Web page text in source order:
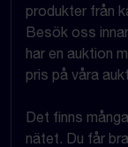
produkter från
Besök oss
har en auktion
pris på våra
Det finns
nätet. Du får